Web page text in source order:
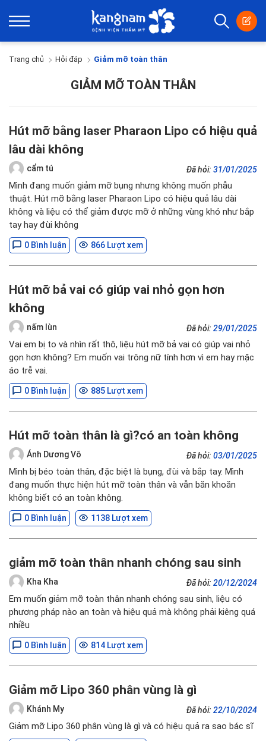
Trang chủ Hỏi đáp Giảm mỡ toàn thân
GIẢM MỠ TOÀN THÂN
Hút mỡ bằng laser Pharaon Lipo có hiệu quả
lâu dài không
cẩm tú Đã hỏi: 31/01/2025
Mình đang muốn giảm mỡ bụng nhưng không muốn phẫu
thuật. Hút mỡ bằng laser Pharaon Lipo có hiệu quả lâu dài
không và liệu có thể giảm được mỡ ở những vùng khó như bắp
tay hay đùi không
0 Bình luận 866 Lượt xem
Hút mỡ bả vai có giúp vai nhỏ gọn hơn
không
nấm lùn Đã hỏi: 29/01/2025
Vai em bị to và nhìn rất thô, liệu hút mỡ bả vai có giúp vai nhỏ
gọn hơn không? Em muốn vai trông nữ tính hơn vì em hay mặc
áo trễ vai.
0 Bình luận 885 Lượt xem
Hút mỡ toàn thân là gì?có an toàn không
Ánh Dương Võ Đã hỏi: 03/01/2025
Mình bị béo toàn thân, đặc biệt là bụng, đùi và bắp tay. Mình
đang muốn thực hiện hút mỡ toàn thân và vẫn băn khoăn
không biết có an toàn không.
0 Bình luận 1138 Lượt xem
giảm mỡ toàn thân nhanh chóng sau sinh
Kha Kha Đã hỏi: 20/12/2024
Em muốn giảm mỡ toàn thân nhanh chóng sau sinh, liệu có
phương pháp nào an toàn và hiệu quả mà không phải kiêng quá
nhiều
0 Bình luận 814 Lượt xem
Giảm mỡ Lipo 360 phân vùng là gì
Khánh My Đã hỏi: 22/10/2024
Giảm mỡ Lipo 360 phân vùng là gì và có hiệu quả ra sao bác sĩ